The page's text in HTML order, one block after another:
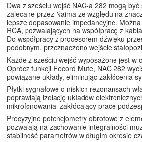
Dwa z sześciu wejść NAC-a 282 mogą
zalecane przez Naima ze względu na
lepsze dopasowanie impedancyjne.
RCA, pozwalających na współpracę z
Do współpracy z procesorem dźwięku
podobnym, przeznaczono wejście
Każde z sześciu wejść wyposażone jest w
Oprócz funkcji Record Mute, NAC 282
powiązane układy, eliminując zakłócenia
Płytki sygnałowe o niskich rezonansach
poprawiają izolację układów
mikrofonowania, zakłócający pracę
Precyzyjne potencjometry obrotowe z
pozwalają na zachowanie integralności
stabilność parametrów w długim okresie